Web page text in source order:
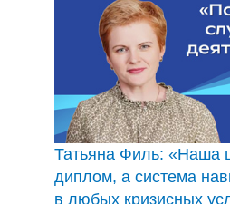
Татьяна Филь: «Наша
диплом, а система
в любых кризисных